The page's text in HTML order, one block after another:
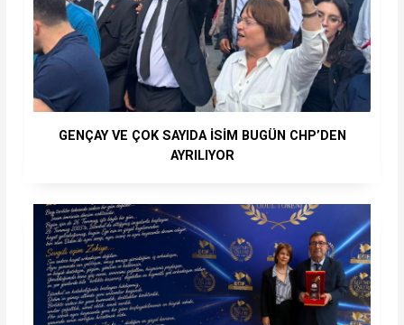
GENÇAY VE ÇOK SAYIDA İSİM BUGÜN CHP’DEN
AYRILIYOR